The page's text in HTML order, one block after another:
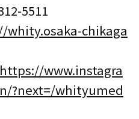
5511
whity.osaka-chikaga
https://www.instagra
?next=/whityumed